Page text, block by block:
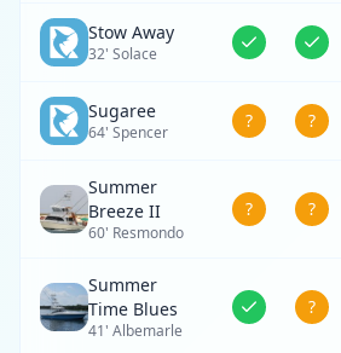
Stow Away
32' Solace
Sugaree
64' Spencer
? ?
Summer
Breeze II
60' Resmondo
? ?
Summer
Time Blues
41' Albemarle
?